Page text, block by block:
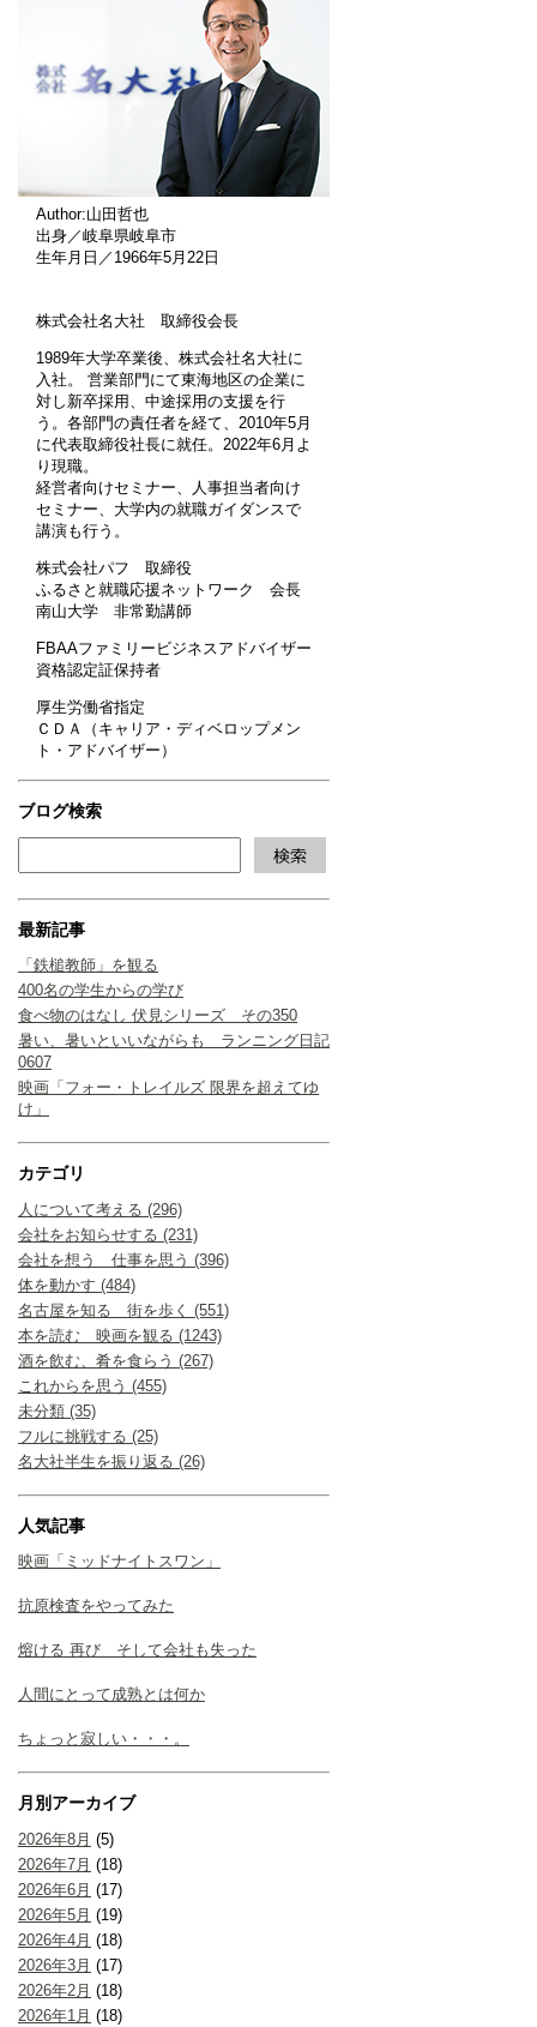
Author:山田哲也
出身／岐阜県岐阜市
生年月日／1966年5月22日
株式会社名大社 取締役会長
1989年大学卒業後、株式会社名大社に
入社。 営業部門にて東海地区の企業に
対し新卒採用、中途採用の支援を行
う。各部門の責任者を経て、2010年5月
に代表取締役社長に就任。2022年6月よ
り現職。
経営者向けセミナー、人事担当者向け
セミナー、大学内の就職ガイダンスで
講演も行う。
株式会社パフ 取締役
ふるさと就職応援ネットワーク 会長
南山大学 非常勤講師
FBAAファミリービジネスアドバイザー
資格認定証保持者
厚生労働省指定
ＣＤＡ（キャリア・ディベロップメン
ト・アドバイザー）
ブログ検索
最新記事
「鉄槌教師」を観る
400名の学生からの学び
食べ物のはなし 伏見シリーズ その350
暑い、暑いといいながらも ランニング日記
0607
映画「フォー・トレイルズ 限界を超えてゆ
け」
カテゴリ
人について考える (296)
会社をお知らせする (231)
会社を想う 仕事を思う (396)
体を動かす (484)
名古屋を知る 街を歩く (551)
本を読む 映画を観る (1243)
酒を飲む、肴を食らう (267)
これからを思う (455)
未分類 (35)
フルに挑戦する (25)
名大社半生を振り返る (26)
人気記事
映画「ミッドナイトスワン」
抗原検査をやってみた
熔ける 再び そして会社も失った
人間にとって成熟とは何か
ちょっと寂しい・・・。
月別アーカイブ
2026年8月 (5)
2026年7月 (18)
2026年6月 (17)
2026年5月 (19)
2026年4月 (18)
2026年3月 (17)
2026年2月 (18)
2026年1月 (18)